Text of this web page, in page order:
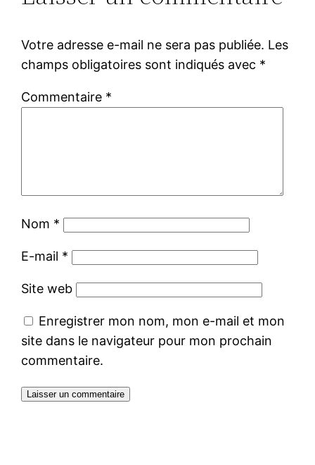
Votre adresse e-mail ne sera pas publiée. Les
champs obligatoires sont indiqués avec *
Commentaire *
Nom *
E-mail *
Site web
Enregistrer mon nom, mon e-mail et mon
site dans le navigateur pour mon prochain
commentaire.